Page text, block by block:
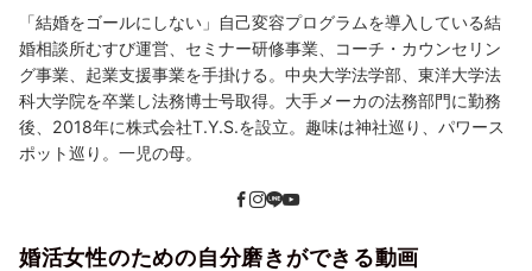
「結婚をゴールにしない」自己変容プログラムを導入している結
婚相談所むすび運営、セミナー研修事業、コーチ・カウンセリン
グ事業、起業支援事業を手掛ける。中央大学法学部、東洋大学法
科大学院を卒業し法務博士号取得。大手メーカの法務部門に勤務
後、2018年に株式会社T.Y.S.を設立。趣味は神社巡り、パワース
ポット巡り。一児の母。
婚活女性のための自分磨きができる動画